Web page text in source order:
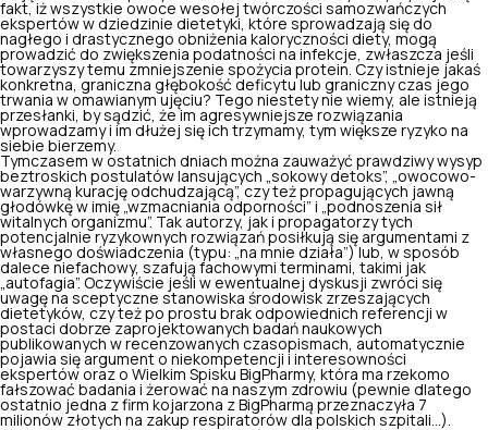
fakt, iż wszystkie owoce wesołej twórczości samozwańczych
ekspertów w dziedzinie dietetyki, które sprowadzają się do
nagłego i drastycznego obniżenia kaloryczności diety, mogą
prowadzić do zwiększenia podatności na infekcje, zwłaszcza jeśli
towarzyszy temu zmniejszenie spożycia protein. Czy istnieje jakaś
konkretna, graniczna głębokość deficytu lub graniczny czas jego
trwania w omawianym ujęciu? Tego niestety nie wiemy, ale istnieją
przesłanki, by sądzić, że im agresywniejsze rozwiązania
wprowadzamy i im dłużej się ich trzymamy, tym większe ryzyko na
siebie bierzemy.
Tymczasem w ostatnich dniach można zauważyć prawdziwy wysyp
beztroskich postulatów lansujących „sokowy detoks”, „owocowo-
warzywną kurację odchudzającą”, czy też propagujących jawną
głodówkę w imię „wzmacniania odporności” i „podnoszenia sił
witalnych organizmu”. Tak autorzy, jak i propagatorzy tych
potencjalnie ryzykownych rozwiązań posiłkują się argumentami z
własnego doświadczenia (typu: „na mnie działa”) lub, w sposób
dalece niefachowy, szafują fachowymi terminami, takimi jak
„autofagia”. Oczywiście jeśli w ewentualnej dyskusji zwróci się
uwagę na sceptyczne stanowiska środowisk zrzeszających
dietetyków, czy też po prostu brak odpowiednich referencji w
postaci dobrze zaprojektowanych badań naukowych
publikowanych w recenzowanych czasopismach, automatycznie
pojawia się argument o niekompetencji i interesowności
ekspertów oraz o Wielkim Spisku BigPharmy, która ma rzekomo
fałszować badania i żerować na naszym zdrowiu (pewnie dlatego
ostatnio jedna z firm kojarzona z BigPharmą przeznaczyła 7
milionów złotych na zakup respiratorów dla polskich szpitali…).